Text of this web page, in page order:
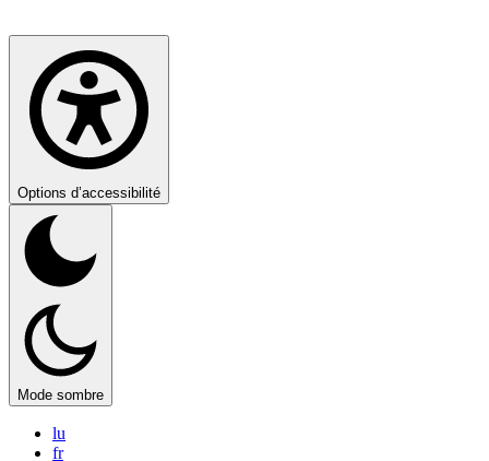
Options d’accessibilité
Mode sombre
lu
fr